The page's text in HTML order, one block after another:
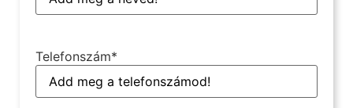
Telefonszám*